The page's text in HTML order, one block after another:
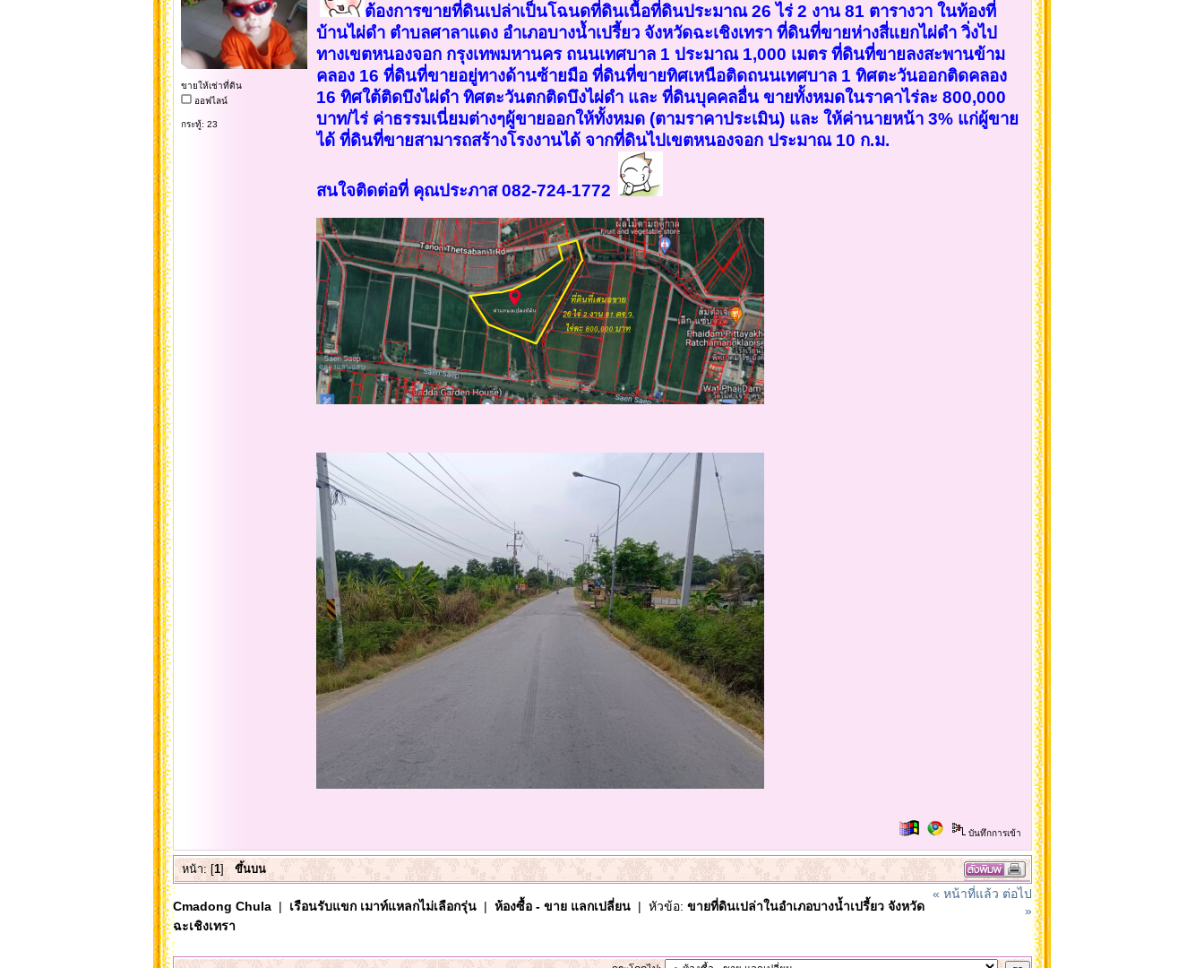
ขายให้เช่าที่ดิน
ออฟไลน์
กระทู้: 23
ต้องการขายที่ดินเปล่าเป็นโฉนดที่ดินเนื้อที่ดินประมาณ 26 ไร่ 2 งาน 81 ตารางวา ในท้องที่
บ้านไผ่ดำ ตำบลศาลาแดง อำเภอบางน้ำเปรี้ยว จังหวัดฉะเชิงเทรา ที่ดินที่ขายห่างสี่แยกไผ่ดำ วิ่งไป
ทางเขตหนองจอก กรุงเทพมหานคร ถนนเทศบาล 1 ประมาณ 1,000 เมตร ที่ดินที่ขายลงสะพานข้าม
คลอง 16 ที่ดินที่ขายอยู่ทางด้านซ้ายมือ ที่ดินที่ขายทิศเหนือติดถนนเทศบาล 1 ทิศตะวันออกติดคลอง
16 ทิศใต้ติดบึงไผ่ดำ ทิศตะวันตกติดบึงไผ่ดำ และ ที่ดินบุคคลอื่น ขายทั้งหมดในราคาไร่ละ 800,000
บาท/ไร่ ค่าธรรมเนี่ยมต่างๆผู้ขายออกให้ทั้งหมด (ตามราคาประเมิน) และ ให้ค่านายหน้า 3% แก่ผู้ขาย
ได้ ที่ดินที่ขายสามารถสร้างโรงงานได้ จากที่ดินไปเขตหนองจอก ประมาณ 10 ก.ม.
สนใจติดต่อที่ คุณประภาส 082-724-1772
บันทึกการเข้า
หน้า: [1] ขึ้นบน
Cmadong Chula| เรือนรับแขก เมาท์แหลกไม่เลือกรุ่น| ห้องซื้อ - ขาย แลกเปลี่ยน| หัวข้อ: ขายที่ดินเปล่าในอำเภอบางน้ำเปรี้ยว จังหวัด
ฉะเชิงเทรา
« หน้าที่แล้ว ต่อไป
»